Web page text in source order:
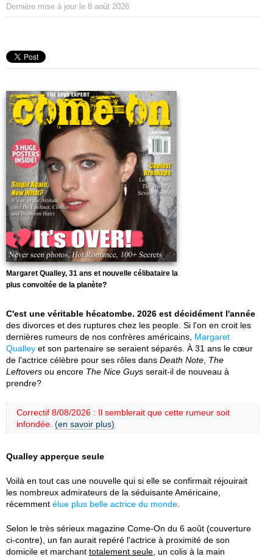
Dernière mise à jour le 8 août 2026
Margaret Qualley, 31 ans et nouvelle célibataire la
plus convoitée de la planète?
C'est une véritable hécatombe. 2026 est décidément l'année
des divorces et des ruptures chez les people. Si l'on en croit les
dernières rumeurs de nos confrères américains, Margaret
Qualley et son partenaire se seraient séparés. À 31 ans le cœur
de l'actrice célèbre pour ses rôles dans Death Note The
Leftovers ou encore The Nice Guys serait-il de nouveau à
prendre?
Correctif 8/08/2026 : Il semblerait que cette rumeur soit
infondée. (en savoir plus)
Qualley apperçue seule
Voilà en tout cas une nouvelle qui si elle se confirmait réjouirait
les nombreux admirateurs de la séduisante Américaine,
récemment élue plus belle actrice du monde
Selon le très sérieux magazine Come-On du 6 août (couverture
ci-contre), un fan aurait repéré l'actrice à proximité de son
domicile et marchant totalement seule , un colis à la main